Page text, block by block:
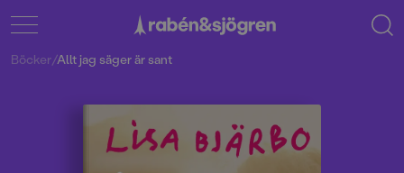
Böcker/Allt jag säger är sant